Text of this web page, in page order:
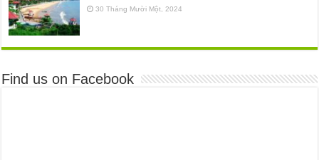
30 Tháng Mười Một, 2024
Find us on Facebook